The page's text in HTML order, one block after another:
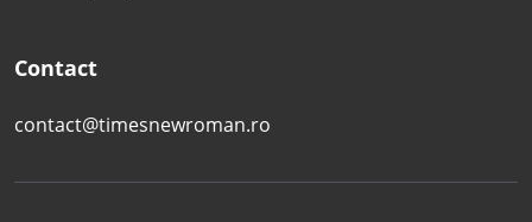
Contact
contact@timesnewroman.ro